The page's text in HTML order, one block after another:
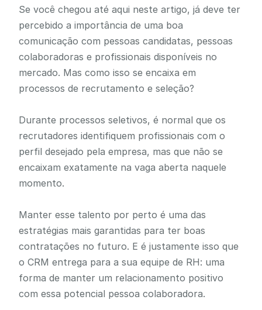
Se você chegou até aqui neste artigo, já deve ter
percebido a importância de uma boa
comunicação com pessoas candidatas, pessoas
colaboradoras e profissionais disponíveis no
mercado. Mas como isso se encaixa em
processos de recrutamento e seleção?
Durante processos seletivos, é normal que os
recrutadores identifiquem profissionais com o
perfil desejado pela empresa, mas que não se
encaixam exatamente na vaga aberta naquele
momento.
Manter esse talento por perto é uma das
estratégias mais garantidas para ter boas
contratações no futuro. E é justamente isso que
o CRM entrega para a sua equipe de RH: uma
forma de manter um relacionamento positivo
com essa potencial pessoa colaboradora.